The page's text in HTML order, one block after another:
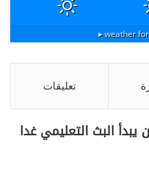
تعليقات
يبدأ البث التعليمي غدا